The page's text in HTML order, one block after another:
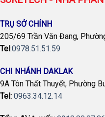
TRỤ SỞ CHÍNH
205/69 Trần Văn Đang,
Tel :0978.51.51.59
CHI NHÁNH DAKLAK
9A Tôn Thất Thuyết, Phường
Tel: 0963.34.12.14